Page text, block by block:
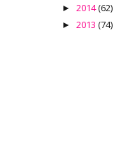
►2014(62)
►2013(74)